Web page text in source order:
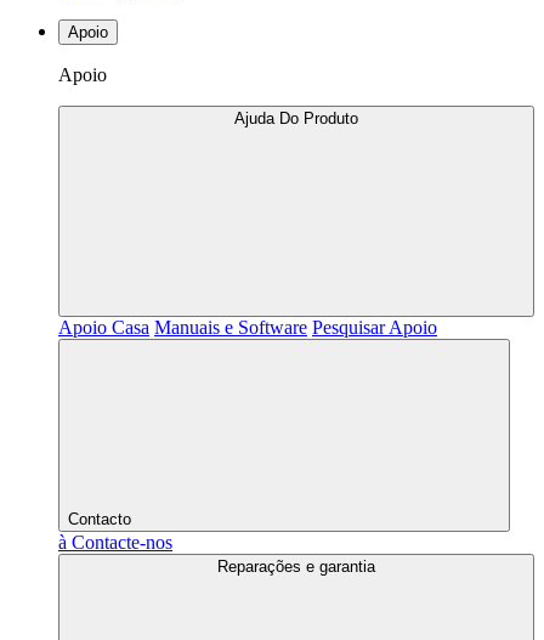
Apoio
Apoio
Ajuda Do Produto
Apoio Casa Manuais e Software Pesquisar Apoio
Contacto
à Contacte-nos
Reparações e garantia